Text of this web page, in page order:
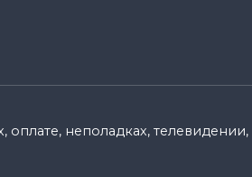
неполадках, телевидении,